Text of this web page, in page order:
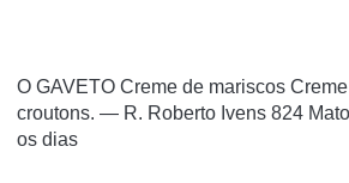
O GAVETO Creme de mariscos
croutons. — R. Roberto Ivens 824
os dias